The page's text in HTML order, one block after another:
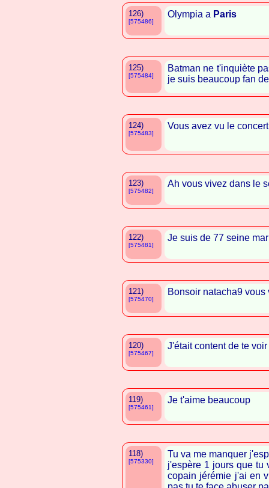
126)
[575486]
Olympia a Paris
125)
[575484]
Batman ne t'inquiète
je suis beaucoup fan
124)
[575483]
Vous avez vu le
123)
[575482]
Ah vous vivez dans le
122)
[575481]
Je suis de 77 seine
121)
[575470]
Bonsoir natacha9
120)
[575467]
J'était content de te
119)
[575461]
Je t'aime beaucoup
118)
[575330]
Tu va me manquer
j'espère 1 jours que tu
copain jérémie j'ai en